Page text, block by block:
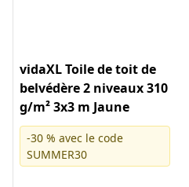
vidaXL Toile de toit de
belvédère 2 niveaux 310
g/m² 3x3 m Jaune
-30 % avec le code
SUMMER30